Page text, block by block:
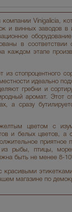
Vinigalicia,
и винных заводов в
в
каждом этапе
из стопроцентного
идеально
гребни и
аромат. Этот
а сразу
цветом с
и белых цветов, а
рыбы, птицы,
быть не менее 8-
красивыми
магазине по